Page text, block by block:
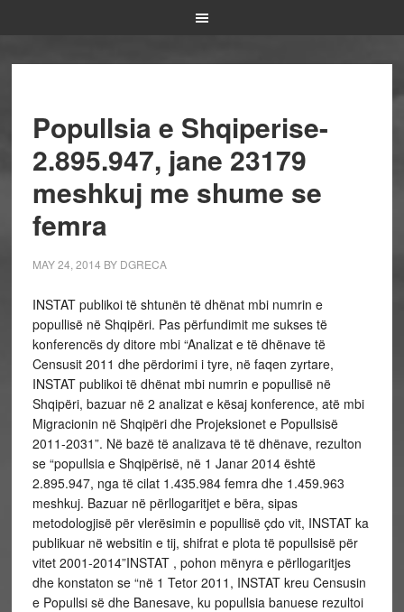
Popullsia e Shqiperise-
2.895.947, jane 23179
meshkuj me shume se
femra
MAY 24, 2014 BY DGRECA
INSTAT publikoi të shtunën të dhënat mbi numrin e
popullisë në Shqipëri. Pas përfundimit me sukses të
konferencës dy ditore mbi “Analizat e të dhënave të
Censusit 2011 dhe përdorimi i tyre, në faqen zyrtare,
INSTAT publikoi të dhënat mbi numrin e popullisë në
Shqipëri, bazuar në 2 analizat e kësaj konference, atë mbi
Migracionin në Shqipëri dhe Projeksionet e Popullsisë
2011-2031”. Në bazë të analizava të të dhënave, rezulton
se “popullsia e Shqipërisë, në 1 Janar 2014 është
2.895.947, nga të cilat 1.435.984 femra dhe 1.459.963
meshkuj. Bazuar në përllogaritjet e bëra, sipas
metodologjisë për vlerësimin e popullisë çdo vit, INSTAT ka
publikuar në websitin e tij, shifrat e plota të popullsisë për
vitet 2001-2014”INSTAT , pohon mënyra e përllogaritjes
dhe konstaton se “në 1 Tetor 2011, INSTAT kreu Censusin
e Popullsi së dhe Banesave, ku popullsia banuese rezultoi